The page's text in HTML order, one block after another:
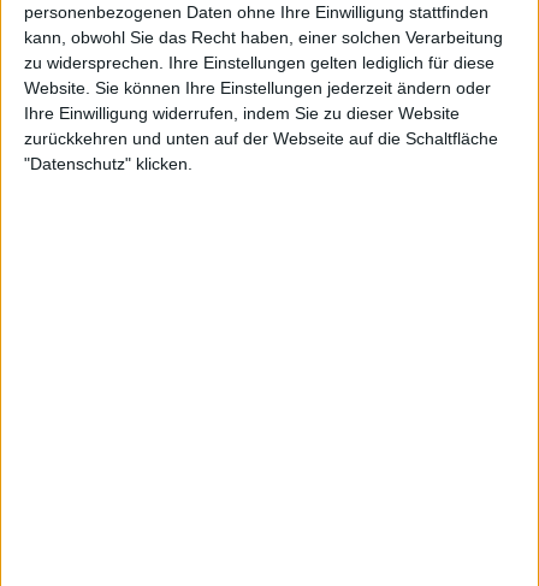
personenbezogenen Daten ohne Ihre Einwilligung stattfinden
kann, obwohl Sie das Recht haben, einer solchen Verarbeitung
zu widersprechen. Ihre Einstellungen gelten lediglich für diese
Website. Sie können Ihre Einstellungen jederzeit ändern oder
Ihre Einwilligung widerrufen, indem Sie zu dieser Website
zurückkehren und unten auf der Webseite auf die Schaltfläche
"Datenschutz" klicken.
Die schwedische Melodic-Metal-Band TUNGSTEN meldet
sich mit feurigen Neuigkeiten zurück: Am 9. Oktober 2026
erscheint ...